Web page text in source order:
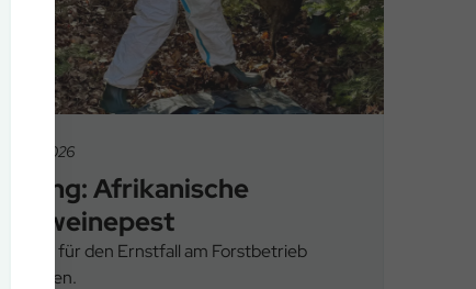
26.02.2026
Übung: Afrikanische
Schweinepest
Proben für den Ernstfall am Forstbetrieb
München.